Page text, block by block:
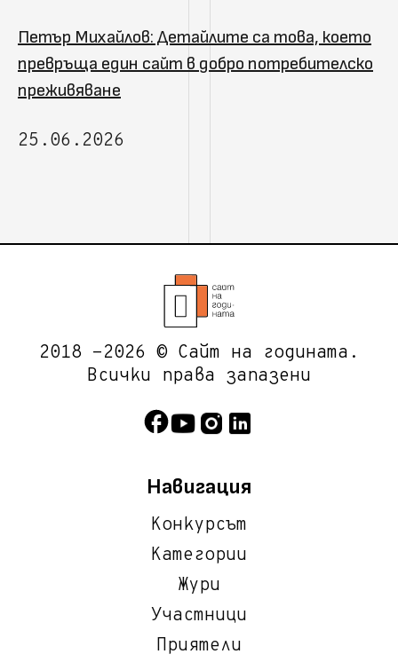
Петър Михайлов: Детайлите са това, което
превръща един сайт в добро потребителско
преживяване
25.06.2026
2018 -2026 © Сайт на годината.
Всички права запазени
Навигация
Конкурсът
Категории
Жури
Участници
Приятели